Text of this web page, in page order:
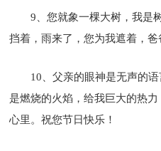
9、您就象一棵大树，我是
挡着，雨来了，您为我遮着，爸
10、父亲的眼神是无声的
是燃烧的火焰，给我巨大的热
心里。祝您节日快乐！